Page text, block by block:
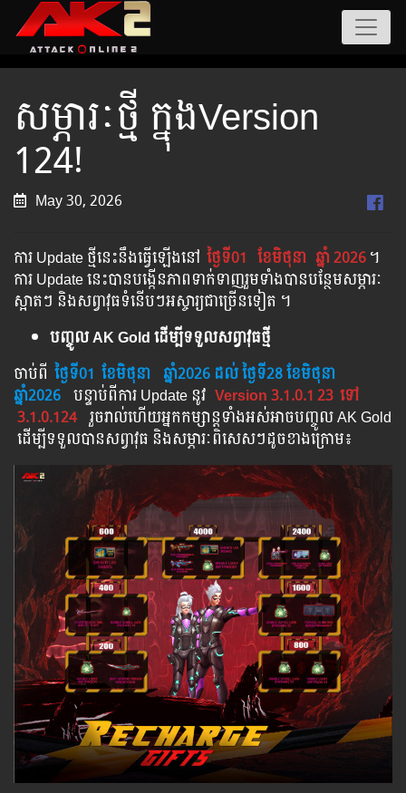
សម្ភារៈថ្មី ក្នុងVersion
124!
May 30, 2026
ការ Update ថ្មីនេះនឹងធ្វើឡើងនៅ​ ថ្ងៃទី01 ខែមិថុនា ឆ្នាំ 2026។​​
ការ Update នេះបានបង្កើនភាពទាក់ទាញរួមទាំងបានបន្ថែមសម្ភារៈ
ស្អាតៗ និងសព្វាវុធទំនើបៗអស្ចារ្យជាច្រើនទៀត ។
បញ្ចូល AK Gold ដើម្បីទទួលសព្វាវុធថ្មី
ចាប់ពី ​​ ថ្ងៃទី01 ខែមិថុនា ឆ្នាំ2026 ដល់​ ថ្ងៃទី28 ខែមិថុនា
ឆ្នាំ2026 បន្ទាប់​​ពី​​ការ ​Update ​នូវ ​ Version 3.1.0.123 ទៅ​
3.1.0.124 រួច​​រាល់​​ហើយ​​អ្នក​​កម្សាន្ដ​​ទាំង​​អស់​​អាច​​បញ្ចូល​ AK Gold
​​ ​ដើម្បី​​ទទួល​​បាន​សព្វាវុធ​ និង​​សម្ភារៈ​ពិសេស​ៗ​ដូច​ខាង​ក្រោម៖​